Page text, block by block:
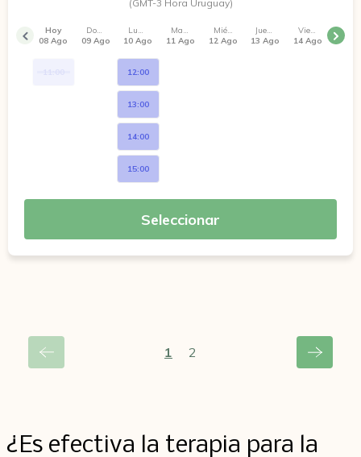
(GMT-3 Hora Uruguay)
Hoy
08 Ago
Domingo
09 Ago
Lunes
10 Ago
12:00
13:00
14:00
15:00
Martes
11 Ago
Miércoles
12 Ago
Jueves
13 Ago
Viernes
14 Ago
Seleccionar
1 2
¿Es efectiva la terapia para la